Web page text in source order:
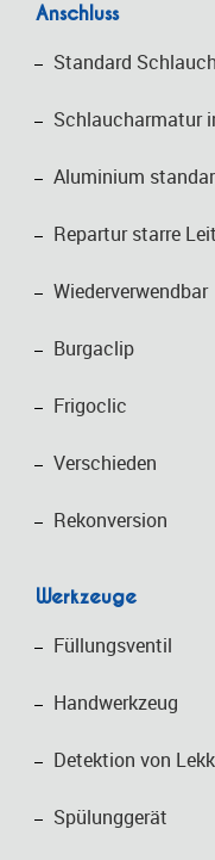
Anschluss
Standard
Schlaucharmatur
Aluminium
Repartur starre
Wiederverwendbar
Burgaclip
Frigoclic
Verschieden
Rekonversion
Werkzeuge
Füllungsventil
Handwerkzeug
Detektion von
Spülunggerät